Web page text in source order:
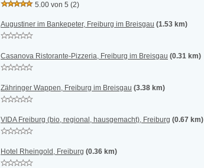
5.00 von 5 (2)
Augustiner im Bankepeter, Freiburg im Breisgau (1.53 km)
Casanova Ristorante-Pizzeria, Freiburg im Breisgau (0.31 km)
Zähringer Wappen, Freiburg im Breisgau (3.38 km)
VIDA Freiburg (bio, regional, hausgemacht), Freiburg (0.67 km)
Hotel Rheingold, Freiburg (0.36 km)